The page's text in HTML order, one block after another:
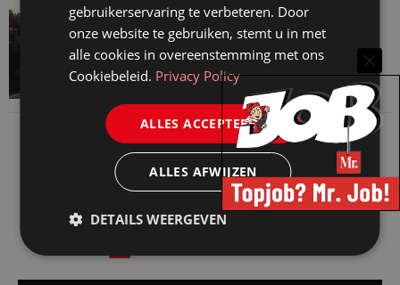
VAN ONZE KENNISPARTNERS
Waarom standaard carrièrepaden talent
kosten
gebruikerservaring te verbeteren. Door
onze website te gebruiken, stemt u in met
alle cookies in overeenstemming met ons
Cookiebeleid. Privacy Policy
ALLES ACCEPTEREN
ALLES AFWIJZEN
DETAILS WEERGEVEN